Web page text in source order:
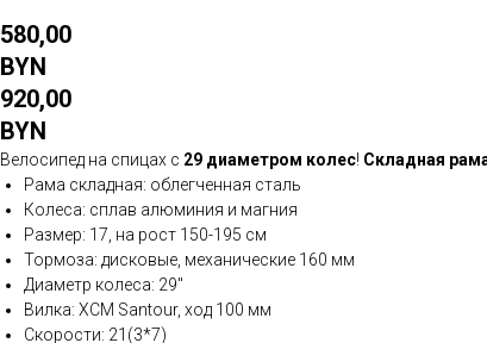
580,00
BYN
920,00
BYN
Велосипед на спицах с 29 диаметром колес! Складная
Рама складная: облегченная сталь
Колеса: сплав алюминия и магния
Размер: 17, на рост 150-195 см
Тормоза: дисковые, механические 160 мм
Диаметр колеса: 29"
Вилка: XCM Santour, ход 100 мм
Скорости: 21(3*7)